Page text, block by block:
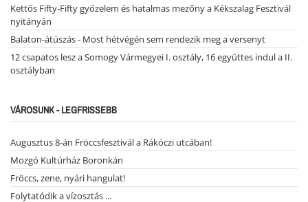
Kettős Fifty-Fifty győzelem és hatalmas mezőny a Kékszalag Fesztivál
nyitányán
Balaton-átúszás - Most hétvégén sem rendezik meg a versenyt
12 csapatos lesz a Somogy Vármegyei I. osztály, 16 együttes indul a II.
osztályban
VÁROSUNK - LEGFRISSEBB
Augusztus 8-án Fröccsfesztivál a Rákóczi utcában!
Mozgó Kultúrház Boronkán
Fröccs, zene, nyári hangulat!
Folytatódik a vízosztás ...